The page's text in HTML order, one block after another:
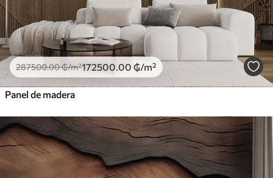
287500.00₲/m²172500 .00 ₲/m²
Panel de madera